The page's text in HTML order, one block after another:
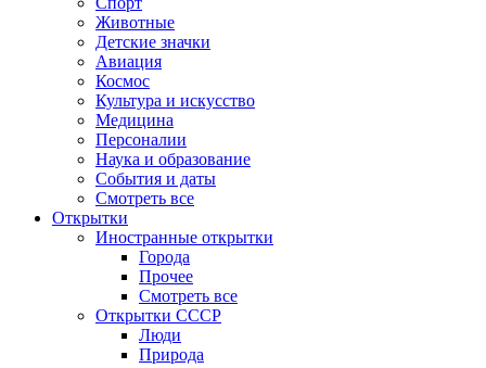
Животные
Детские значки
Авиация
Космос
Культура и искусство
Медицина
Персоналии
Наука и образование
События и даты
Смотреть все
Открытки
Иностранные открытки
Города
Прочее
Смотреть все
Открытки СССP
Люди
Природа